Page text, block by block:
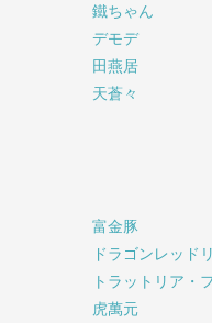
鐵ちゃん
デモデ
田燕居
天蒼々
富金豚
ドラゴンレッド
トラットリア・
虎萬元